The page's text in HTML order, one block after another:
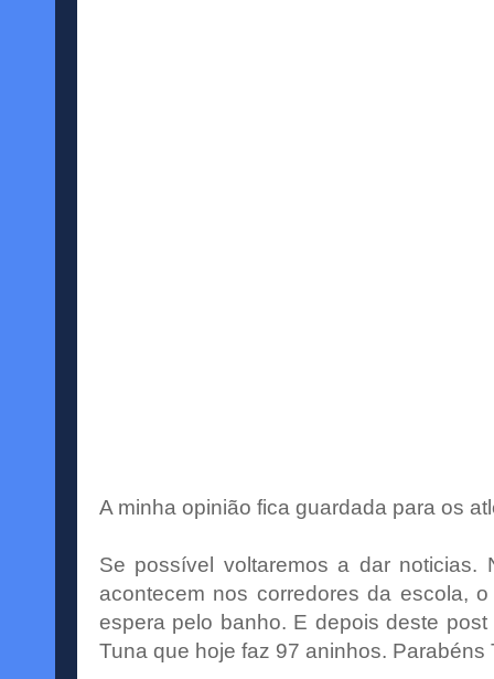
A minha opinião fica guardada para os
Se possível voltaremos a dar noticias.
acontecem nos corredores da escola,
espera pelo banho. E depois deste
Tuna que hoje faz 97 aninhos. Parabéns